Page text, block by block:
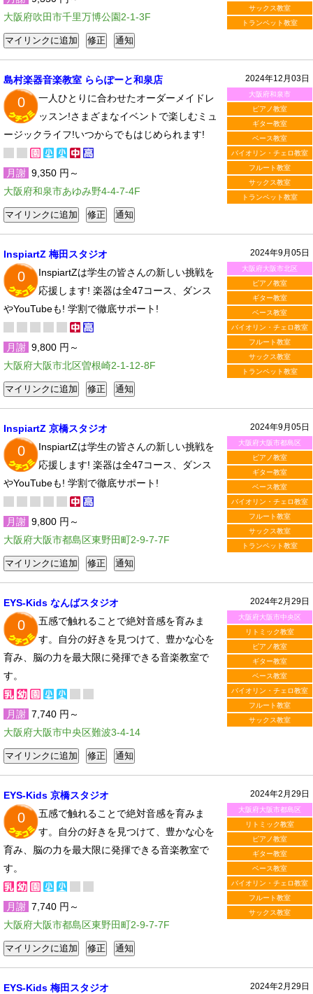
サックス教室
トランペット教室
大阪府吹田市千里万博公園2-1-3F
2024年12月03日
大阪府和泉市
ピアノ教室
ギター教室
ベース教室
バイオリン・チェロ教室
フルート教室
サックス教室
トランペット教室
島村楽器音楽教室 ららぽーと和泉店
0
一人ひとりに合わせたオーダーメイドレ
ッスン!さまざまなイベントで楽しむミュ
ージックライフ!いつからでもはじめられます!
月謝 9,350 円～
大阪府和泉市あゆみ野4-4-7-4F
2024年9月05日
大阪府大阪市北区
ピアノ教室
ギター教室
ベース教室
バイオリン・チェロ教室
フルート教室
サックス教室
トランペット教室
InspiartZ 梅田スタジオ
0
InspiartZは学生の皆さんの新しい挑戦を
応援します! 楽器は全47コース、ダンス
やYouTubeも! 学割で徹底サポート!
月謝 9,800 円～
大阪府大阪市北区曽根崎2-1-12-8F
2024年9月05日
大阪府大阪市都島区
ピアノ教室
ギター教室
ベース教室
バイオリン・チェロ教室
フルート教室
サックス教室
トランペット教室
InspiartZ 京橋スタジオ
0
InspiartZは学生の皆さんの新しい挑戦を
応援します! 楽器は全47コース、ダンス
やYouTubeも! 学割で徹底サポート!
月謝 9,800 円～
大阪府大阪市都島区東野田町2-9-7-7F
2024年2月29日
大阪府大阪市中央区
リトミック教室
ピアノ教室
ギター教室
ベース教室
バイオリン・チェロ教室
フルート教室
サックス教室
EYS-Kids なんばスタジオ
0
五感で触れることで絶対音感を育みま
す。自分の好きを見つけて、豊かな心を
育み、脳の力を最大限に発揮できる音楽教室で
す。
月謝 7,740 円～
大阪府大阪市中央区難波3-4-14
2024年2月29日
大阪府大阪市都島区
リトミック教室
ピアノ教室
ギター教室
ベース教室
バイオリン・チェロ教室
フルート教室
サックス教室
EYS-Kids 京橋スタジオ
0
五感で触れることで絶対音感を育みま
す。自分の好きを見つけて、豊かな心を
育み、脳の力を最大限に発揮できる音楽教室で
す。
月謝 7,740 円～
大阪府大阪市都島区東野田町2-9-7-7F
2024年2月29日
EYS-Kids 梅田スタジオ